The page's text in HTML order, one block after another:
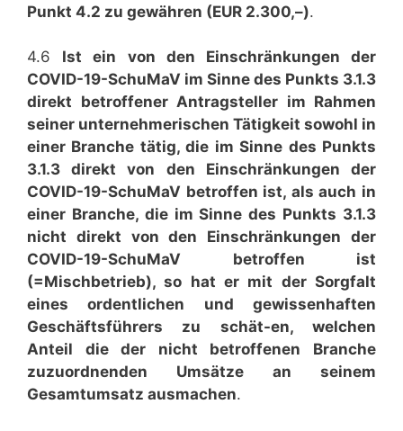
Punkt 4.2 zu gewähren (EUR 2.300,–).
4.6 Ist ein von den Einschränkungen der
COVID-19-SchuMaV im Sinne des Punkts 3.1.3
direkt betroffener Antragsteller im Rahmen
seiner unternehmerischen Tätigkeit sowohl in
einer Branche tätig, die im Sinne des Punkts
3.1.3 direkt von den Einschränkungen der
COVID-19-SchuMaV betroffen ist, als auch in
einer Branche, die im Sinne des Punkts 3.1.3
nicht direkt von den Einschränkungen der
COVID-19-SchuMaV betroffen ist
(=Mischbetrieb), so hat er mit der Sorgfalt
eines ordentlichen und gewissenhaften
Geschäftsführers zu schät-en, welchen
Anteil die der nicht betroffenen Branche
zuzuordnenden Umsätze an seinem
Gesamtumsatz ausmachen.